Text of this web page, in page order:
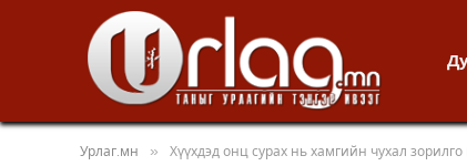
Урлаг.мн » Хүүхдэд онц сурах нь хамгийн чухал зорилго